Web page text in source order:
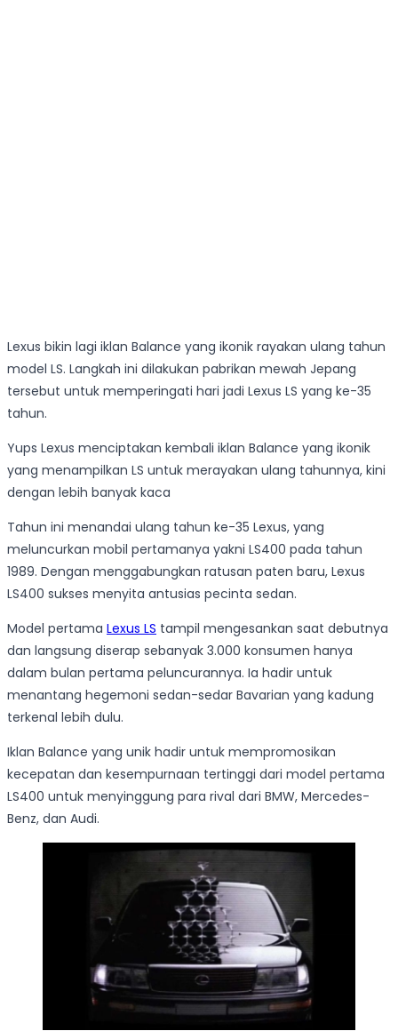
Lexus bikin lagi iklan Balance yang ikonik rayakan ulang tahun
model LS. Langkah ini dilakukan pabrikan mewah Jepang
tersebut untuk memperingati hari jadi Lexus LS yang ke-35
tahun.
Yups Lexus menciptakan kembali iklan Balance yang ikonik
yang menampilkan LS untuk merayakan ulang tahunnya, kini
dengan lebih banyak kaca
Tahun ini menandai ulang tahun ke-35 Lexus, yang
meluncurkan mobil pertamanya yakni LS400 pada tahun
1989. Dengan menggabungkan ratusan paten baru, Lexus
LS400 sukses menyita antusias pecinta sedan.
Model pertama Lexus LS tampil mengesankan saat debutnya
dan langsung diserap sebanyak 3.000 konsumen hanya
dalam bulan pertama peluncurannya. Ia hadir untuk
menantang hegemoni sedan-sedar Bavarian yang kadung
terkenal lebih dulu.
Iklan Balance yang unik hadir untuk mempromosikan
kecepatan dan kesempurnaan tertinggi dari model pertama
LS400 untuk menyinggung para rival dari BMW, Mercedes-
Benz, dan Audi.